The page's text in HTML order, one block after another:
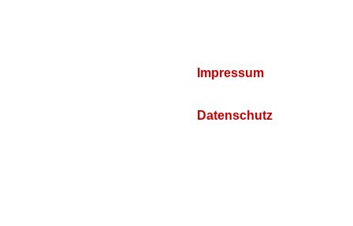
Impressum
Datenschutz